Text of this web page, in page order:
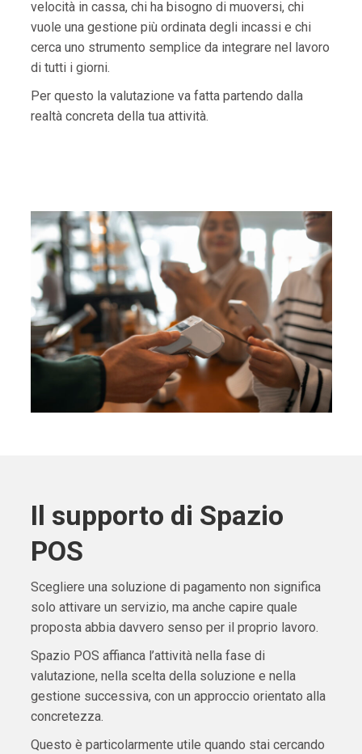
velocità in cassa, chi ha bisogno di muoversi, chi
vuole una gestione più ordinata degli incassi e chi
cerca uno strumento semplice da integrare nel lavoro
di tutti i giorni.
Per questo la valutazione va fatta partendo dalla
realtà concreta della tua attività.
Il supporto di Spazio
POS
Scegliere una soluzione di pagamento non significa
solo attivare un servizio, ma anche capire quale
proposta abbia davvero senso per il proprio lavoro.
Spazio POS affianca l’attività nella fase di
valutazione, nella scelta della soluzione e nella
gestione successiva, con un approccio orientato alla
concretezza.
Questo è particolarmente utile quando stai cercando